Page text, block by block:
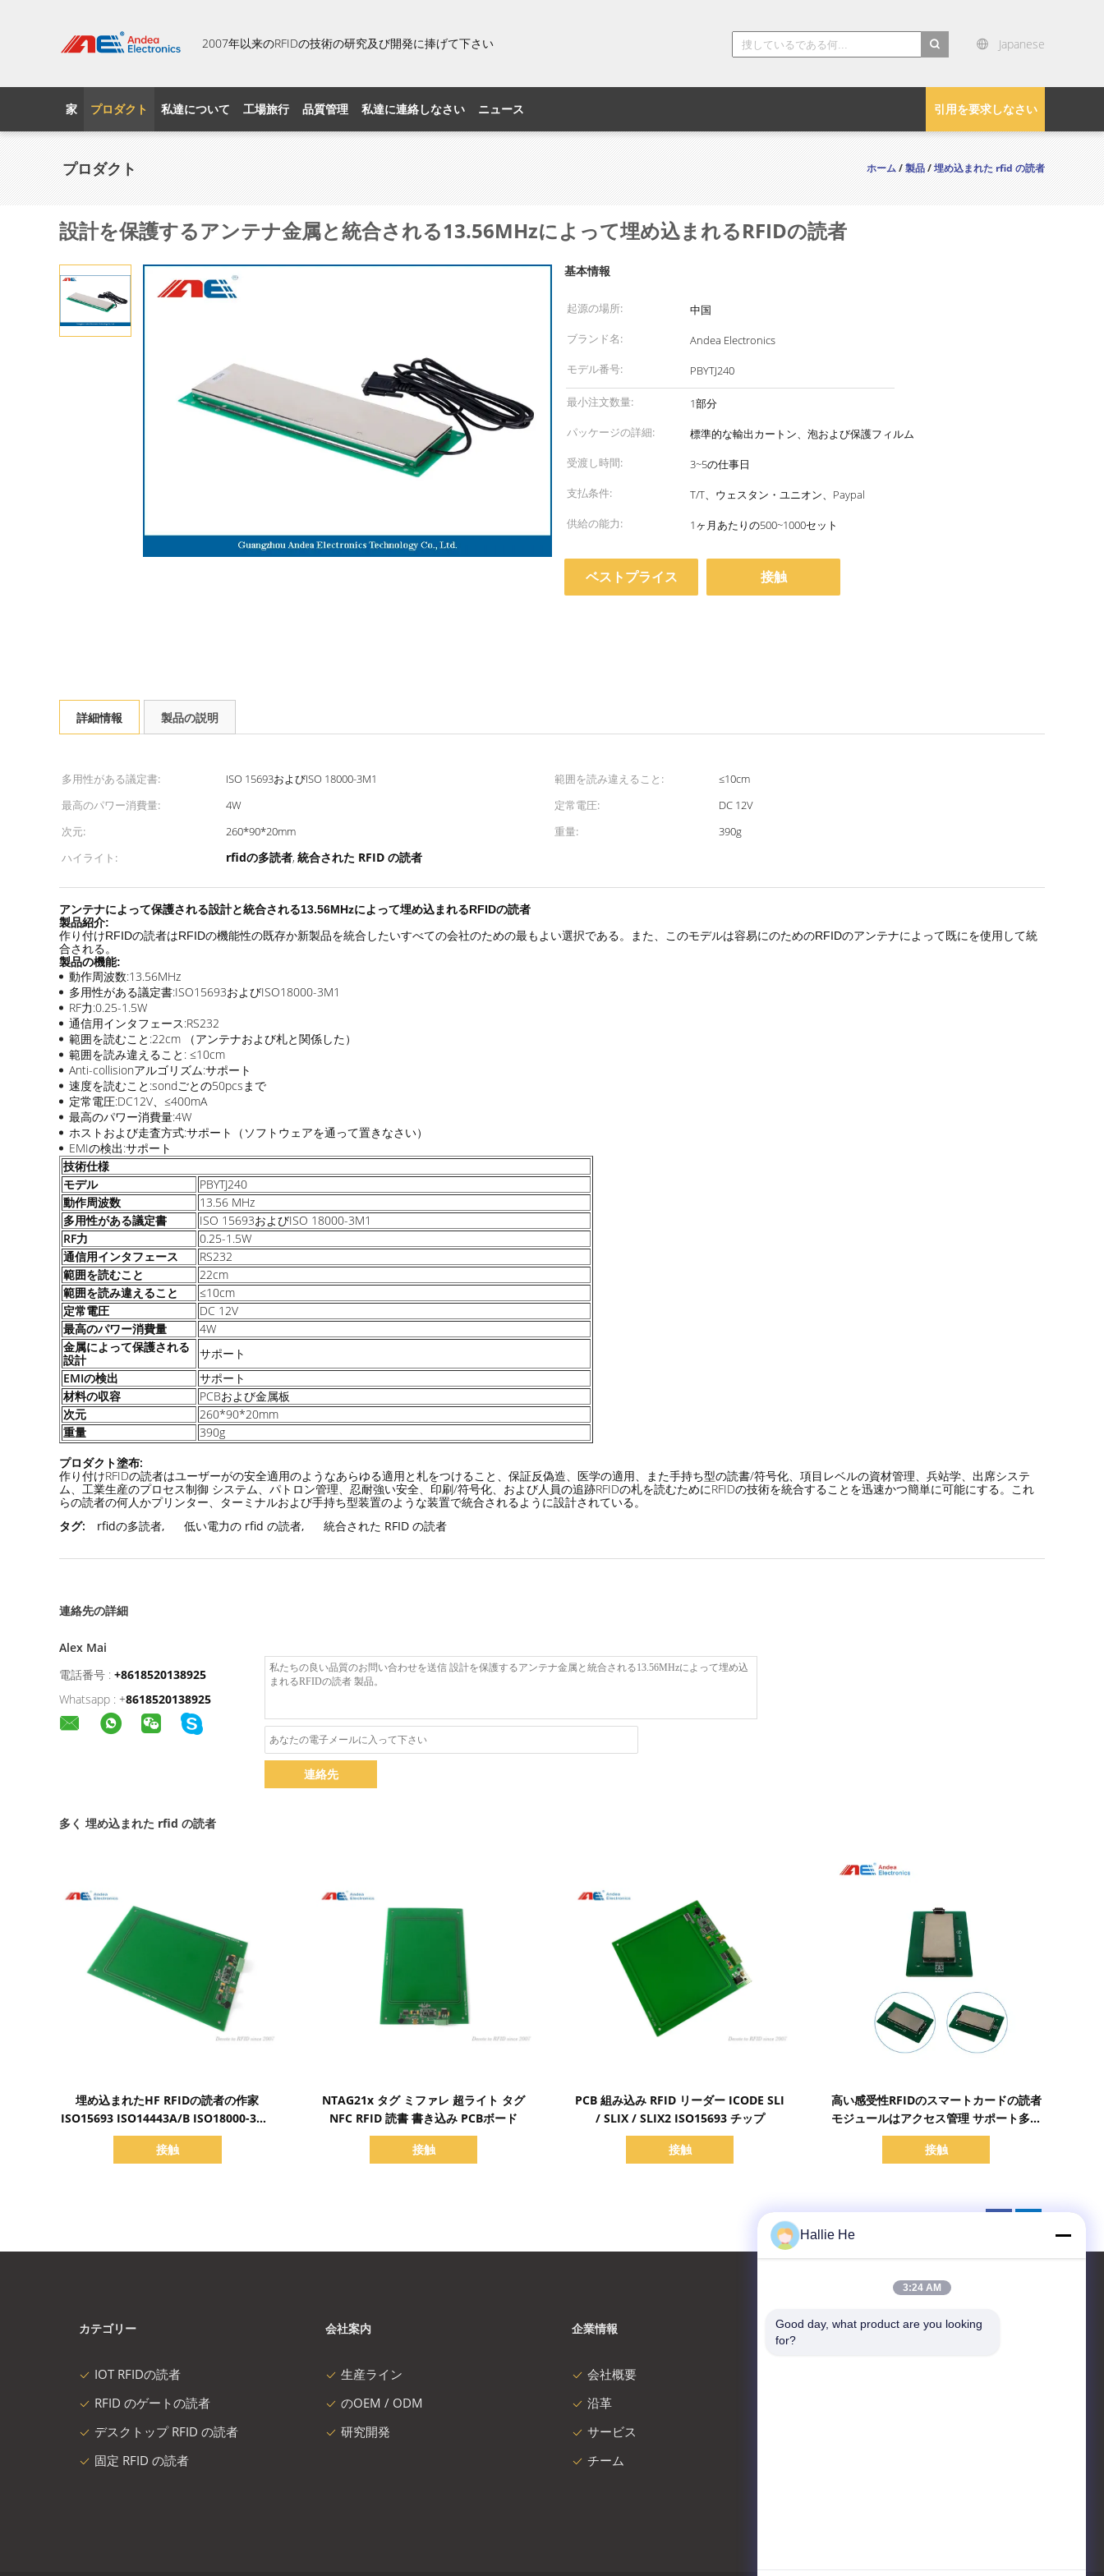
2007年以来のRFIDの技術の研究及び開発に捧げて下さい
Japanese
引用を要求しなさい
家 プロダクト 私達について 工場旅行 品質管理 私達に連絡しなさい ニュース
プロダクト ホーム/製品/埋め込まれた rfid の読者
設計を保護するアンテナ金属と統合される13.56MHzによって埋め込まれるRFIDの読者
基本情報
起源の場所:
中国
ブランド名:
Andea Electronics
モデル番号:
PBYTJ240
最小注文数量:
1部分
パッケージの詳細:
標準的な輸出カートン、泡および保護フィルム
受渡し時間:
3~5の仕事日
支払条件:
T/T、ウェスタン・ユニオン、Paypal
供給の能力:
1ヶ月あたりの500~1000セット
ベストプライス 接触
詳細情報 製品の説明
多用性がある議定書: ISO 15693およびISO 18000-3M1 範囲を読み違えること:
≤10cm
最高のパワー消費量:
4W 定常電圧:
DC 12V
次元:
260*90*20mm 重量:
390g
ハイライト:
rfidの多読者, 統合された RFID の読者
アンテナによって保護される設計と統合される13.56MHzによって埋め込まれるRFIDの読者
製品紹介:
作り付けRFIDの読者はRFIDの機能性の既存か新製品を統合したいすべての会社のための最もよい選択である。また、このモデルは容易にのためのRFIDのアンテナによって既にを使用して統
合される。
製品の機能:
動作周波数:13.56MHz
多用性がある議定書:ISO15693およびISO18000-3M1
RF力:0.25-1.5W
通信用インタフェース:RS232
範囲を読むこと:22cm （アンテナおよび札と関係した）
範囲を読み違えること: ≤10cm
Anti-collisionアルゴリズム:サポート
速度を読むこと:sondごとの50pcsまで
定常電圧:DC12V、≤400mA
最高のパワー消費量:4W
ホストおよび走査方式:サポート（ソフトウェアを通って置きなさい）
EMIの検出:サポート
技術仕様
モデル
PBYTJ240
動作周波数
13.56 MHz
多用性がある議定書
ISO 15693およびISO 18000-3M1
RF力
0.25-1.5W
通信用インタフェース
RS232
範囲を読むこと
22cm
範囲を読み違えること
≤10cm
定常電圧
DC 12V
最高のパワー消費量
4W
金属によって保護される
設計
サポート
EMIの検出
サポート
材料の収容
PCBおよび金属板
次元
260*90*20mm
重量
390g
プロダクト塗布:
作り付けRFIDの読者はユーザーがの安全適用のようなあらゆる適用と札をつけること、保証反偽造、医学の適用、また手持ち型の読書/符号化、項目レベルの資材管理、兵站学、出席システ
ム、工業生産のプロセス制御 システム、パトロン管理、忍耐強い安全、印刷/符号化、および人員の追跡RFIDの札を読むためにRFIDの技術を統合することを迅速かつ簡単に可能にする。これ
らの読者の何人かプリンター、ターミナルおよび手持ち型装置のような装置で統合されるように設計されている。
タグ:
rfidの多読者, 低い電力の rfid の読者, 統合された RFID の読者
連絡先の詳細
Alex Mai
電話番号 : +8618520138925
Whatsapp : +8618520138925
連絡先
多く 埋め込まれた rfid の読者
埋め込まれたHF RFIDの読者の作家
ISO15693 ISO14443A/B ISO18000-3M3
およびNFC
接触
NTAG21x タグ ミファレ 超ライト タグ
NFC RFID 読書 書き込み PCBボード
接触
PCB 組み込み RFID リーダー ICODE SLI
/ SLIX / SLIX2 ISO15693 チップ
接触
高い感受性RFIDのスマートカードの読者
モジュールはアクセス管理 サポート多議
定書のための組込み型を
接触
カテゴリー
IOT RFIDの読者
RFID のゲートの読者
デスクトップ RFID の読者
固定 RFID の読者
会社案内
生産ライン
のOEM / ODM
研究開発
企業情報
会社概要
沿革
サービス
チーム
お問い合わせ
Hallie He
3:24 AM
Good day, what product are you looking
for?